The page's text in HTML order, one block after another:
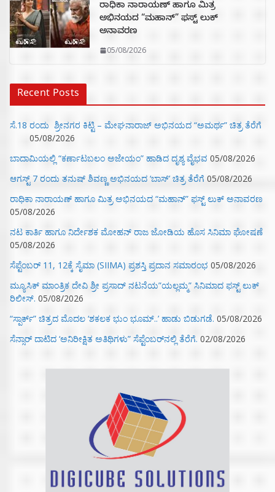
ರಾಧಿಕಾ ನಾರಾಯಣ್ ಹಾಗೂ ಮಿತ್ರ
ಅಭಿನಯದ “ಮಹಾನ್” ಫಸ್ಟ್ ಲುಕ್
ಅನಾವರಣ
05/08/2026
Recent Posts
ಸೆ.18 ರಂದು ಶ್ರೀನಗರ ಕಿಟ್ಟಿ – ಮೇಘನಾರಾಜ್ ಅಭಿನಯದ “ಅಮರ್ಥ” ಚಿತ್ರ ತೆರೆಗೆ
05/08/2026
ಬಾದಾಮಿಯಲ್ಲಿ “ಕರ್ಣಾಟಬಲಂ ಅಜೇಯಂ” ಹಾಡಿದ ದೃಶ್ಯ ವೈಭವ 05/08/2026
ಆಗಸ್ಟ್ 7 ರಂದು ತನುಷ್ ಶಿವಣ್ಣ ಅಭಿನಯದ ‘ಬಾಸ್’ ಚಿತ್ರ ತೆರೆಗೆ 05/08/2026
ರಾಧಿಕಾ ನಾರಾಯಣ್ ಹಾಗೂ ಮಿತ್ರ ಅಭಿನಯದ “ಮಹಾನ್” ಫಸ್ಟ್ ಲುಕ್ ಅನಾವರಣ
05/08/2026
ನಟ ಕಾರ್ತಿ ಹಾಗೂ ನಿರ್ದೇಶಕ ಮೋಹನ್ ರಾಜ ಜೋಡಿಯ ಹೊಸ ಸಿನಿಮಾ ಘೋಷಣೆ
05/08/2026
ಸೆಪ್ಟೆಂಬರ್ 11, 12ಕ್ಕೆ ಸೈಮಾ (SIIMA) ಪ್ರಶಸ್ತಿ ಪ್ರದಾನ ಸಮಾರಂಭ 05/08/2026
ಮ್ಯೂಸಿಕ್‌ ಮಾಂತ್ರಿಕ ದೇವಿ ಶ್ರೀ ಪ್ರಸಾದ್ ನಟನೆಯ”ಯಲ್ಲಮ್ಮ” ಸಿನಿಮಾದ ಫಸ್ಟ್‌ ಲುಕ್‌
ರಿಲೀಸ್. 05/08/2026
“ಸ್ಪಾರ್ಕ್” ಚಿತ್ರದ ಮೊದಲ‌ ‘ಶಕಲಕ ಭುಂ‌ ಭೂಮ್..’ ಹಾಡು ಬಿಡುಗಡೆ. 05/08/2026
ಸೆನ್ಸಾರ್ ದಾಟಿದ ‘ಅನಿರೀಕ್ಷಿತ ಅತಿಥಿಗಳು” ಸೆಪ್ಟೆಂಬರ್‌ನಲ್ಲಿ ತೆರೆಗೆ. 02/08/2026